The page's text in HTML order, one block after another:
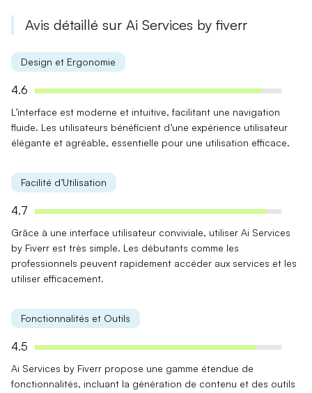
Avis détaillé sur Ai Services by fiverr
Design et Ergonomie
4.6
L’interface est moderne et intuitive, facilitant une navigation
fluide. Les utilisateurs bénéficient d’une expérience utilisateur
élégante et agréable, essentielle pour une utilisation efficace.
Facilité d’Utilisation
4.7
Grâce à une interface utilisateur conviviale, utiliser Ai Services
by Fiverr est très simple. Les débutants comme les
professionnels peuvent rapidement accéder aux services et les
utiliser efficacement.
Fonctionnalités et Outils
4.5
Ai Services by Fiverr propose une gamme étendue de
fonctionnalités, incluant la génération de contenu et des outils